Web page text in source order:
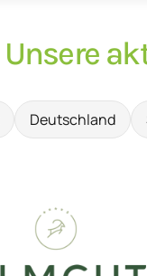
Unsere
Deutschland